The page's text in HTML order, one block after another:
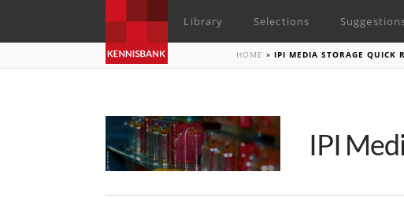
Library Selections
HOME »IPI MEDIA STORAGE QUICK
IPI